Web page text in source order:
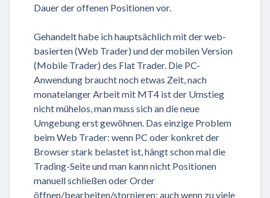
Dauer der offenen Positionen vor.
Gehandelt habe ich hauptsächlich mit der web-
basierten (Web Trader) und der mobilen Version
(Mobile Trader) des Flat Trader. Die PC-
Anwendung braucht noch etwas Zeit, nach
monatelanger Arbeit mit MT4 ist der Umstieg
nicht mühelos, man muss sich an die neue
Umgebung erst gewöhnen. Das einzige Problem
beim Web Trader: wenn PC oder konkret der
Browser stark belastet ist, hängt schon mal die
Trading-Seite und man kann nicht Positionen
manuell schließen oder Order
öffnen/bearbeiten/stornieren; auch wenn zu viele